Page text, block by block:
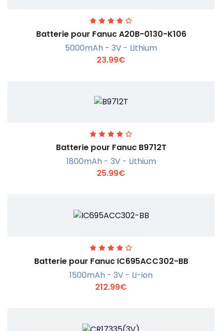
En savoir +
Batterie pour Fanuc A20B-0130-K106
5000mAh - 3V - Lithium
23.99€
En savoir +
Batterie pour Fanuc B9712T
1800mAh - 3V - Lithium
25.99€
En savoir +
Batterie pour Fanuc IC695ACC302-BB
1500mAh - 3V - Li-ion
212.99€